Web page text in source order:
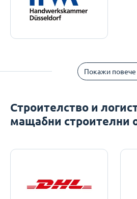
Покажи повече
Строителство и
мащабни строителни